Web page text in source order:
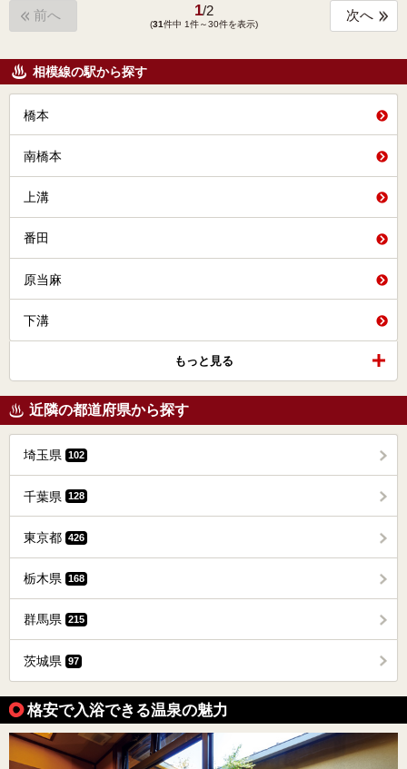
前へ 1/2
(31件中 1件～30件を表示)
次へ
相模線の駅から探す
橋本
南橋本
上溝
番田
原当麻
下溝
もっと見る
近隣の都道府県から探す
埼玉県 102
千葉県 128
東京都 426
栃木県 168
群馬県 215
茨城県 97
格安で入浴できる温泉の魅力